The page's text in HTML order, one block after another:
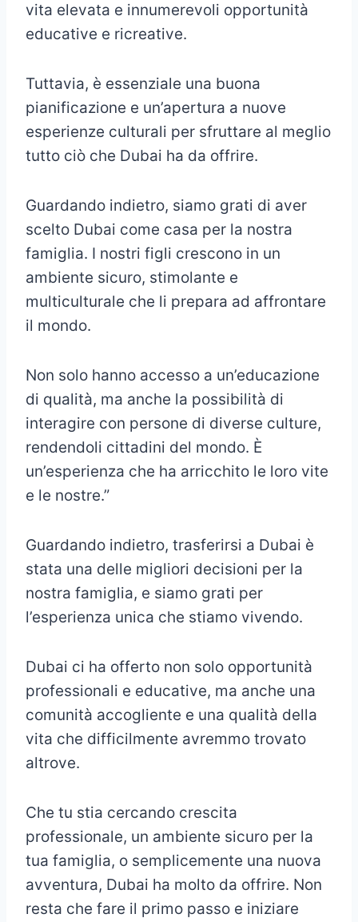
vita elevata e innumerevoli opportunità
educative e ricreative.
Tuttavia, è essenziale una buona
pianificazione e un’apertura a nuove
esperienze culturali per sfruttare al meglio
tutto ciò che Dubai ha da offrire.
Guardando indietro, siamo grati di aver
scelto Dubai come casa per la nostra
famiglia. I nostri figli crescono in un
ambiente sicuro, stimolante e
multiculturale che li prepara ad affrontare
il mondo.
Non solo hanno accesso a un’educazione
di qualità, ma anche la possibilità di
interagire con persone di diverse culture,
rendendoli cittadini del mondo. È
un’esperienza che ha arricchito le loro vite
e le nostre.”
Guardando indietro, trasferirsi a Dubai è
stata una delle migliori decisioni per la
nostra famiglia, e siamo grati per
l’esperienza unica che stiamo vivendo.
Dubai ci ha offerto non solo opportunità
professionali e educative, ma anche una
comunità accogliente e una qualità della
vita che difficilmente avremmo trovato
altrove.
Che tu stia cercando crescita
professionale, un ambiente sicuro per la
tua famiglia, o semplicemente una nuova
avventura, Dubai ha molto da offrire. Non
resta che fare il primo passo e iniziare